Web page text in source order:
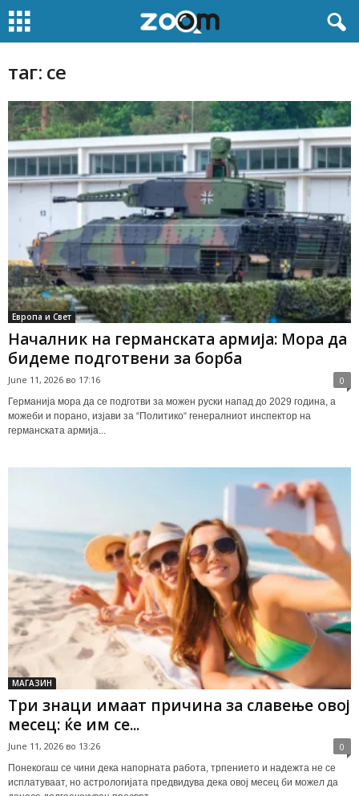
таг: се
Европа и Свет
Началник на германската армија: Мора да
бидеме подготвени за борба
June 11, 2026 во 17:16 0
Германија мора да се подготви за можен руски напад до 2029 година, а
можеби и порано, изјави за “Политико“ генералниот инспектор на
германската армија...
МАГАЗИН
Три знаци имаат причина за славење овој
месец: ќе им се...
June 11, 2026 во 13:26 0
Понекогаш се чини дека напорната работа, трпението и надежта не се
исплатуваат, но астрологијата предвидува дека овој месец би можел да